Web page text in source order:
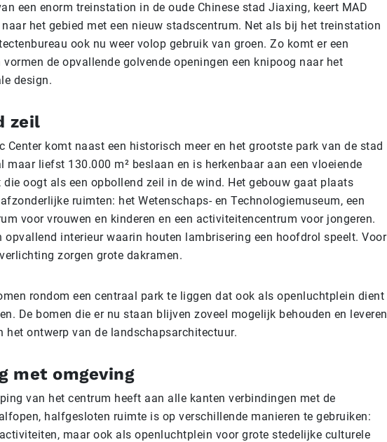
een enorm treinstation in de oude Chinese stad Jiaxing, keert MAD
het gebied met een nieuw stadscentrum. Net als bij het treinstation
ook nu weer volop gebruik van groen. Zo komt er een
vormen de opvallende golvende openingen een knipoog naar het
design.
zeil
Center komt naast een historisch meer en het grootste park van de stad
maar liefst 130.000 m² beslaan en is herkenbaar aan een vloeiende
oogt als een opbollend zeil in de wind. Het gebouw gaat plaats
ruimten: het Wetenschaps- en Technologiemuseum, een
voor vrouwen en kinderen en een activiteitencentrum voor jongeren.
opvallend interieur waarin houten lambrisering een hoofdrol speelt. Voor
zorgen grote dakramen.
rondom een centraal park te liggen dat ook als openluchtplein dient
De bomen die er nu staan blijven zoveel mogelijk behouden en leveren
het ontwerp van de landschapsarchitectuur.
met omgeving
van het centrum heeft aan alle kanten verbindingen met de
halfgesloten ruimte is op verschillende manieren te gebruiken:
maar ook als openluchtplein voor grote stedelijke culturele